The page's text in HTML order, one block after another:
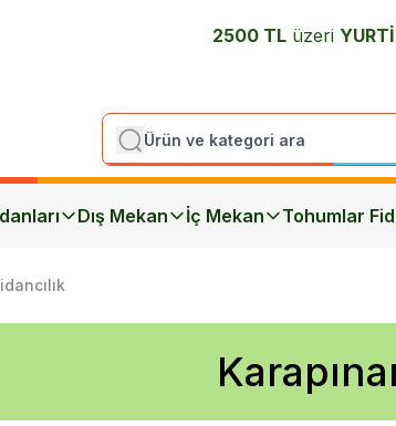
2500 TL üzeri
Dış Mekan İç Mekan Tohumlar